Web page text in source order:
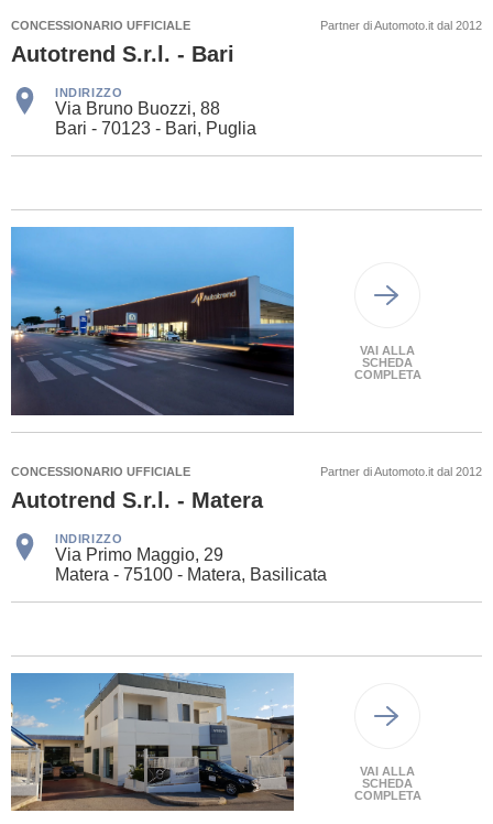
CONCESSIONARIO UFFICIALE Partner di Automoto.it dal 2012
Autotrend S.r.l. - Bari
INDIRIZZO
Via Bruno Buozzi, 88
Bari - 70123 - Bari, Puglia
VAI ALLA
SCHEDA
COMPLETA
CONCESSIONARIO UFFICIALE Partner di Automoto.it dal 2012
Autotrend S.r.l. - Matera
INDIRIZZO
Via Primo Maggio, 29
Matera - 75100 - Matera, Basilicata
VAI ALLA
SCHEDA
COMPLETA